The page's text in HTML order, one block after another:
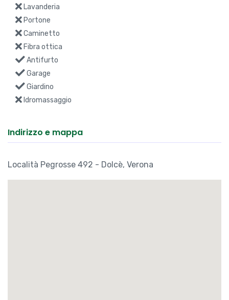
Lavanderia
Portone
Caminetto
Fibra ottica
Antifurto
Garage
Giardino
Idromassaggio
Indirizzo e mappa
Località Pegrosse 492 - Dolcè, Verona